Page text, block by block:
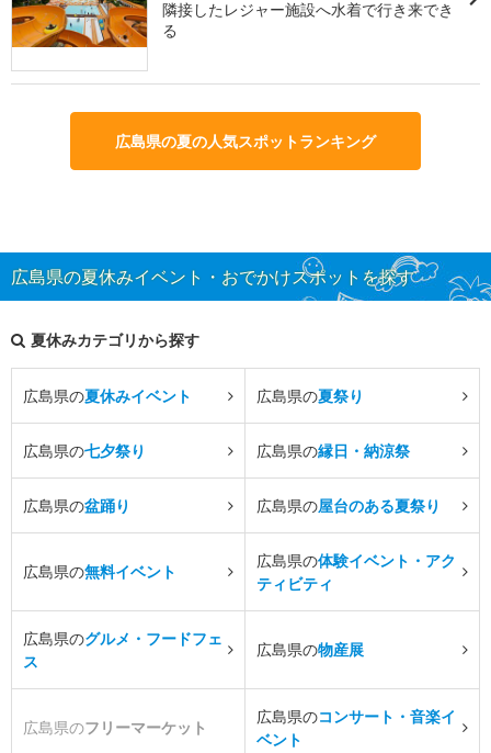
隣接したレジャー施設へ水着で行き来でき
る
広島県の夏の人気スポットランキング
広島県の夏休みイベント・おでかけスポットを探す
夏休みカテゴリから探す
広島県の夏休みイベント 広島県の夏祭り
広島県の七夕祭り 広島県の縁日・納涼祭
広島県の盆踊り 広島県の屋台のある夏祭り
広島県の無料イベント
広島県の体験イベント・アク
ティビティ
広島県のグルメ・フードフェ
ス
広島県の物産展
広島県のフリーマーケット
広島県のコンサート・音楽イ
ベント